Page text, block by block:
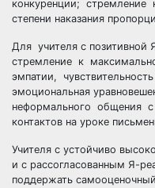
конкуренции; стремление
степени наказания
Для учителя с позитивной
стремление к
эмпатии,
эмоциональная
неформального общения с
контактов на уроке
Учителя с устойчиво
и с рассогласованным Я-
поддержать